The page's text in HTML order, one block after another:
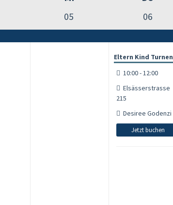
05
06
Eltern Kind Turnen
10:00 - 12:00
Elsässerstrasse
215
Desiree Godenzi
Jetzt buchen